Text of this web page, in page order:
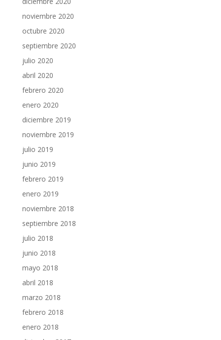
noviembre 2020
octubre 2020
septiembre 2020
julio 2020
abril 2020
febrero 2020
enero 2020
diciembre 2019
noviembre 2019
julio 2019
junio 2019
febrero 2019
enero 2019
noviembre 2018
septiembre 2018
julio 2018
junio 2018
mayo 2018
abril 2018
marzo 2018
febrero 2018
enero 2018